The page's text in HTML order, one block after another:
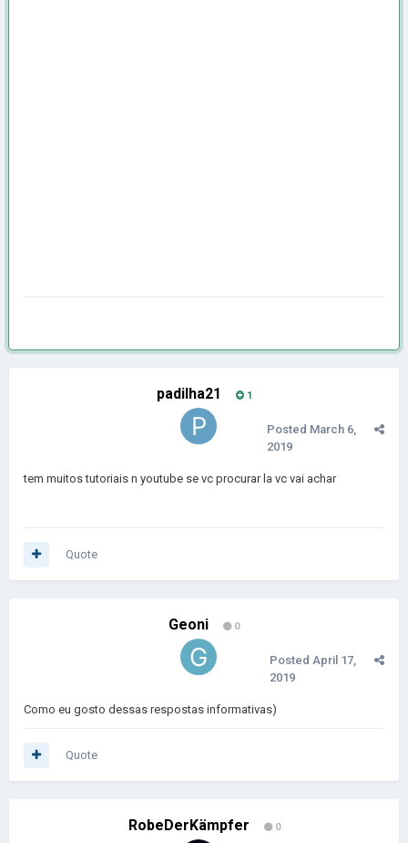
padilha21 1
Posted March 6,
2019
tem muitos tutoriais n youtube se vc procurar la vc vai achar
Quote
Geoni 0
Posted April 17,
2019
Como eu gosto dessas respostas informativas)
Quote
RobeDerKämpfer 0